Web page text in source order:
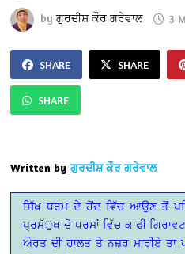
byਗੁਰਦੀਸ਼ ਕੌਰ ਗਰੇਵਾਲ 3
SHARE SHARE
SHARE
Written by ਗੁਰਦੀਸ਼ ਕੌਰ ਗਰੇਵਾਲ
ਸਿੱਖ ਧਰਮ ਦੇ ਹੋਂਦ ਵਿੱਚ ਆਉਣ ਤੋਂ
ਪ੍ਰਮੱੁਖ ਦੋ ਧਰਮਾਂ ਵਿੱਚ ਕਾਫੀ
ਔਰਤ ਦੀ ਹਾਲਤ ਤੇ ਨਜ਼ਰ ਮਾਰੀਏ